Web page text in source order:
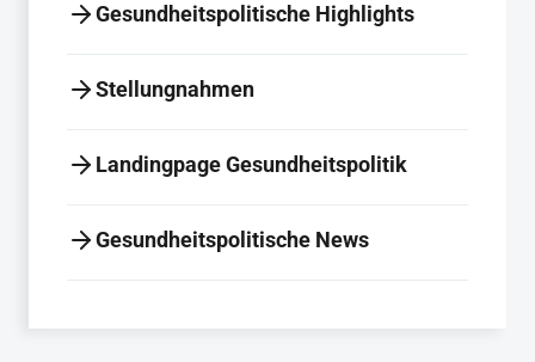
Gesundheitspolitische Highlights
Stellungnahmen
Landingpage Gesundheitspolitik
Gesundheitspolitische News